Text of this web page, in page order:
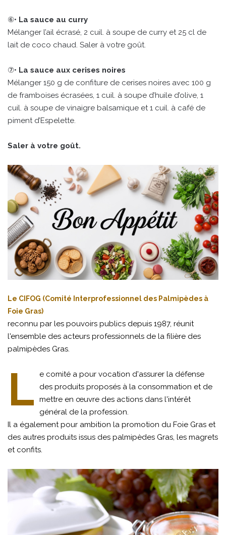
⑥• La sauce au curry
Mélanger l’ail écrasé, 2 cuil. à soupe de curry et 25 cl de
lait de coco chaud. Saler à votre goût.
⑦• La sauce aux cerises noires
Mélanger 150 g de confiture de cerises noires avec 100 g
de framboises écrasées, 1 cuil. à soupe d’huile d’olive, 1
cuil. à soupe de vinaigre balsamique et 1 cuil. à café de
piment d’Espelette.
Saler à votre goût.
Le CIFOG (Comité Interprofessionnel des Palmipèdes à
Foie Gras)
reconnu par les pouvoirs publics depuis 1987, réunit
l'ensemble des acteurs professionnels de la filière des
palmipèdes Gras.
L
e comité a pour vocation d'assurer la défense
des produits proposés à la consommation et de
mettre en œuvre des actions dans l'intérêt
général de la profession.
Il a également pour ambition la promotion du Foie Gras et
des autres produits issus des palmipèdes Gras, les magrets
et confits.